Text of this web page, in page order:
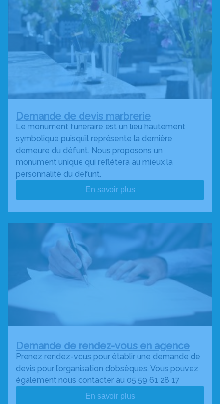
Demande de devis marbrerie
Le monument funéraire est un lieu hautement
symbolique puisqu’il représente la dernière
demeure du défunt. Nous proposons un
monument unique qui reflétera au mieux la
personnalité du défunt.
En savoir plus
Demande de rendez-vous en agence
Prenez rendez-vous pour établir une demande de
devis pour l’organisation d’obsèques. Vous pouvez
également nous contacter au 05 59 61 28 17
En savoir plus